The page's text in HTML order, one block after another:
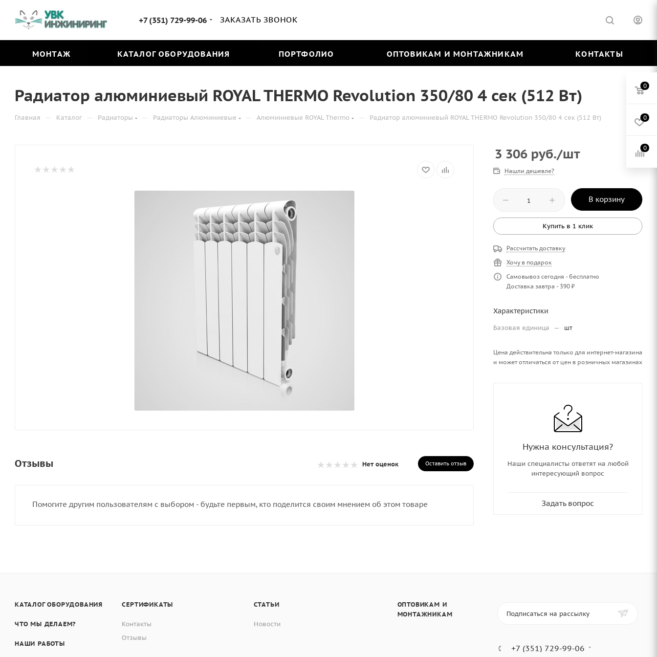
+7 (351) 729-99-06 ЗАКАЗАТЬ ЗВОНОК
МОНТАЖ КАТАЛОГ ОБОРУДОВАНИЯ ПОРТФОЛИО ОПТОВИКАМ И МОНТАЖНИКАМ КОНТАКТЫ
Радиатор алюминиевый ROYAL THERMO Revolution 350/80 4 сек (512 Вт)
Главная — Каталог — Радиаторы — Радиаторы Алюминиевые — Алюминиевые ROYAL Thermo — Радиатор алюминиевый ROYAL THERMO Revolution 350/80 4 сек (512 Вт)
Отзывы Нет оценок Оставить отзыв
Помогите другим пользователям с выбором - будьте первым, кто поделится своим мнением об этом товаре
3 306 руб./шт
Нашли дешевле?
В корзину
Купить в 1 клик
Рассчитать доставку
Хочу в подарок
Самовывоз сегодня - бесплатно
Доставка завтра - 390 ₽
Характеристики
Базовая единица — шт
Цена действительна только для интернет-магазина
и может отличаться от цен в розничных магазинах
Нужна консультация?
Наши специалисты ответят на любой
интересующий вопрос
Задать вопрос
КАТАЛОГ ОБОРУДОВАНИЯ
ЧТО МЫ ДЕЛАЕМ?
НАШИ РАБОТЫ
СЕРТИФИКАТЫ
Контакты
Отзывы
СТАТЬИ
Новости
ОПТОВИКАМ И
МОНТАЖНИКАМ
Подписаться на рассылку
+7 (351) 729-99-06
0
0
0